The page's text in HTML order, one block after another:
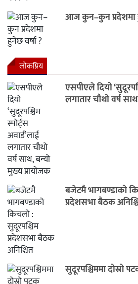
आज कुन–कुन प्रदेशमा
लाेकप्रिय
एसपीएले दियो
लगातार चौथो वर्ष
बजेटमै भागबण्डाको
प्रदेशसभा बैठक
सुदूरपश्चिममा दोस्रो